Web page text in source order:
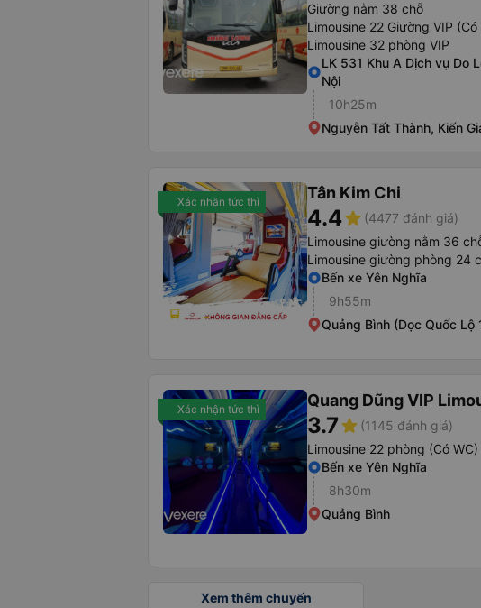
Giường nằm 38 chỗ
Limousine 22 Giường VIP (Có
Limousine 32 phòng VIP
LK 531 Khu A Dịch vụ Do
Nội
10h25m
Nguyễn Tất Thành, Kiến
Xác nhận tức thì Tân Kim Chi
4.4star (4477 đánh giá)
Limousine giường nằm 36
Limousine giường phòng 24
Bến xe Yên Nghĩa
9h55m
Quảng Bình (Dọc Quốc Lộ
Xác nhận tức thì Quang Dũng VIP
3.7star (1145 đánh giá)
Limousine 22 phòng (Có WC)
Bến xe Yên Nghĩa
8h30m
Quảng Bình
Xem thêm chuyến